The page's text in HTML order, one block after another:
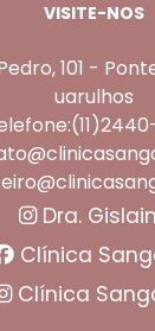
VISITE-NOS
101 -
uarulhos
Dra.
Clínica
Clínica